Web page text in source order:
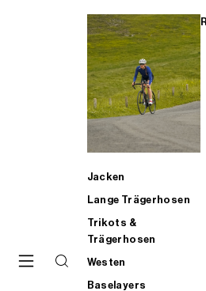
Jacken
Lange Trägerhosen
Trikots &
Trägerhosen
Westen
Baselayers